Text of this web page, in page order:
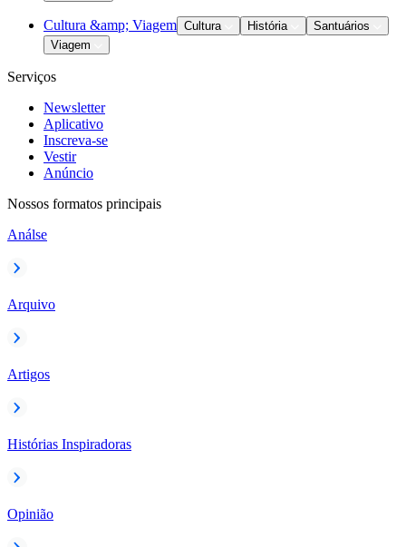
Cultura &amp; Viagem Cultura História
Santuários
Viagem
Serviços
Newsletter
Aplicativo
Inscreva-se
Vestir
Anúncio
Nossos formatos principais
Análse
Arquivo
Artigos
Histórias Inspiradoras
Opinião